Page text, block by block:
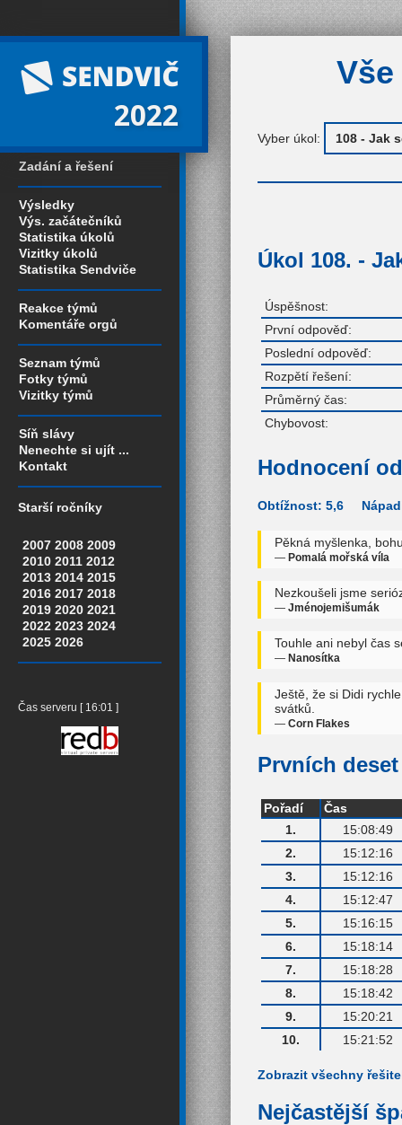
2022
Zadání a řešení
Výsledky
Výs. začátečníků
Statistika úkolů
Vizitky úkolů
Statistika Sendviče
Reakce týmů
Komentáře orgů
Seznam týmů
Fotky týmů
Vizitky týmů
Síň slávy
Nenechte si ujít ...
Kontakt
Starší ročníky
2007 2008 2009
2010 2011 2012
2013 2014 2015
2016 2017 2018
2019 2020 2021
2022 2023 2024
2025 2026
Čas serveru [ 16:01 ]
Vyber úkol:
Úkol 108. -
Úspěšnost:
První odpověď:
Poslední odpověď:
Rozpětí řešení:
Průměrný čas:
Chybovost:
Hodnocení
Obtížnost: 5,6
Pěkná myšlenka,
— Pomalá mořská víla
Nezkoušeli jsme
— Jménojemišumák
Touhle ani nebyl čas
— Nanosítka
Ještě, že si Didi
svátků.
— Corn Flakes
Prvních
Pořadí
Čas
1.
15:08:49
2.
15:12:16
3.
15:12:16
4.
15:12:47
5.
15:16:15
6.
15:18:14
7.
15:18:28
8.
15:18:42
9.
15:20:21
10.
15:21:52
Zobrazit všechny
Nejčastější